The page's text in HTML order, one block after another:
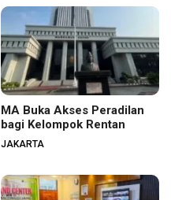
MA Buka Akses Peradilan
bagi Kelompok Rentan
JAKARTA